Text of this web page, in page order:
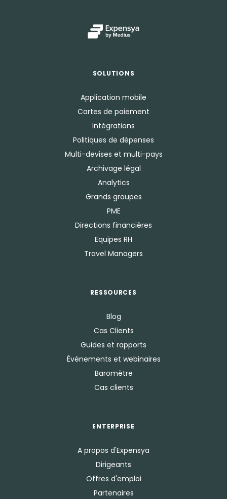
SOLUTIONS
Application mobile
Cartes de paiement
Intégrations
Politiques de dépenses
Multi-devises et multi-pays
Archivage légal
Analytics
Grands groupes
PME
Directions financières
Equipes RH
Travel Managers
RESSOURCES
Blog
Cas Clients
Guides et rapports
Événements et webinaires
Baromètre
Cas clients
ENTERPRISE
A propos d'Expensya
Dirigeants
Offres d'emploi
Partenaires